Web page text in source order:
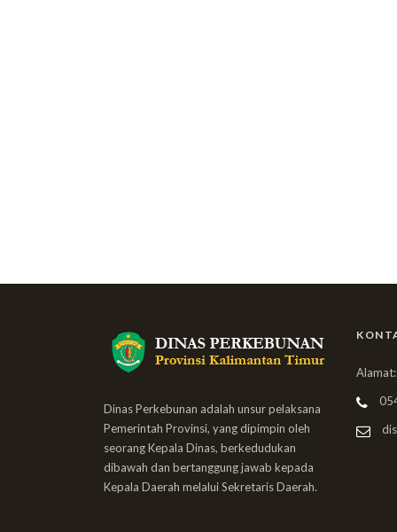
Dinas Perkebunan adalah unsur pelaksana
Pemerintah Provinsi, yang dipimpin oleh
seorang Kepala Dinas, berkedudukan
dibawah dan bertanggung jawab kepada
Kepala Daerah melalui Sekretaris Daerah.